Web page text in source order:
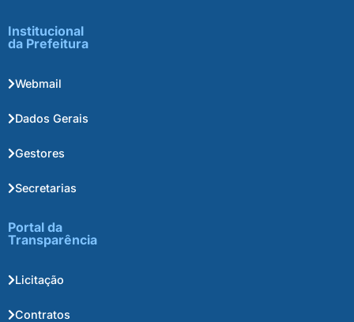
Institucional
da Prefeitura
Webmail
Dados Gerais
Gestores
Secretarias
Portal da
Transparência
Licitação
Contratos